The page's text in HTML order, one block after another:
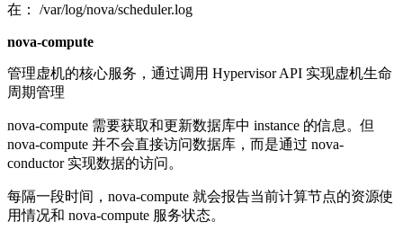
在： /var/log/nova/scheduler.log
nova-compute
管理虚机的核心服务，通过调用 Hypervisor API 实现虚机生命
周期管理
nova-compute 需要获取和更新数据库中 instance 的信息。但
nova-compute 并不会直接访问数据库，而是通过 nova-
conductor 实现数据的访问。
每隔一段时间，nova-compute 就会报告当前计算节点的资源使
用情况和 nova-compute 服务状态。